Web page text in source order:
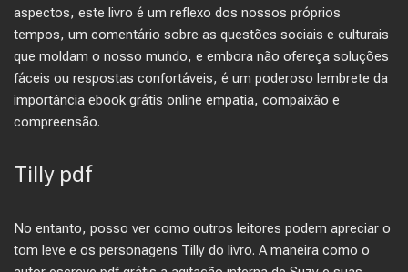
aspectos, este livro é um reflexo dos nossos próprios
tempos, um comentário sobre as questões sociais e culturais
que moldam o nosso mundo, e embora não ofereça soluções
fáceis ou respostas confortáveis, é um poderoso lembrete da
importância ebook grátis online empatia, compaixão e
compreensão.
Tilly pdf
No entanto, posso ver como outros leitores podem apreciar o
tom leve e os personagens Tilly do livro. A maneira como o